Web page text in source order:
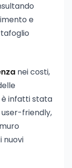
e
nei costi,
è infatti stata
friendly,
nuovi